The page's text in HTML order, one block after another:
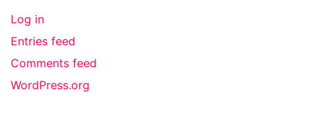
Log in
Entries feed
Comments feed
WordPress.org